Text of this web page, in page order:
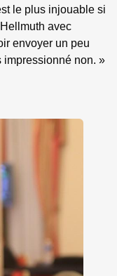
le plus injouable si
avec
envoyer un peu
impressionné non. »